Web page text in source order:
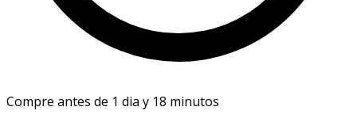
Compre antes de 1 dia y 18 minutos